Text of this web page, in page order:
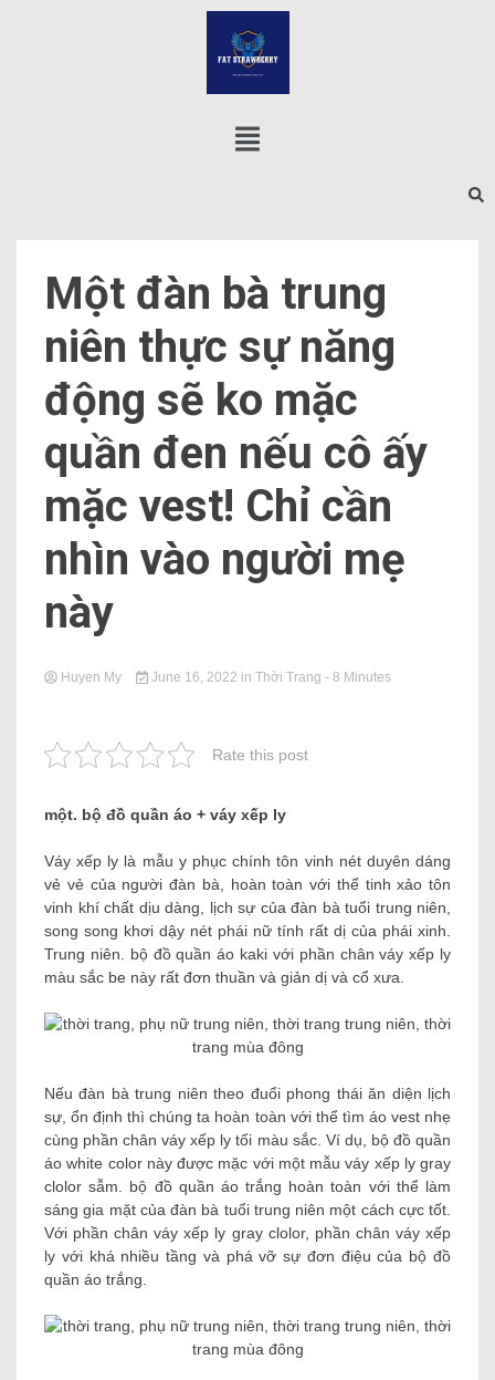
Một đàn bà trung
niên thực sự năng
động sẽ ko mặc
quần đen nếu cô ấy
mặc vest! Chỉ cần
nhìn vào người mẹ
này
Huyen My June 16, 2022 in Thời Trang - 8 Minutes
Rate this post
một. bộ đồ quần áo + váy xếp ly
Váy xếp ly là mẫu y phục chính tôn vinh nét duyên dáng
vẻ vẻ của người đàn bà, hoàn toàn với thể tinh xảo tôn
vinh khí chất dịu dàng, lịch sự của đàn bà tuổi trung niên,
song song khơi dậy nét phái nữ tính rất dị của phái xinh.
Trung niên. bộ đồ quần áo kaki với phần chân váy xếp ly
màu sắc be này rất đơn thuần và giản dị và cổ xưa.
Nếu đàn bà trung niên theo đuổi phong thái ăn diện lịch
sự, ổn định thì chúng ta hoàn toàn với thể tìm áo vest nhẹ
cùng phần chân váy xếp ly tối màu sắc. Ví dụ, bộ đồ quần
áo white color này được mặc với một mẫu váy xếp ly gray
clolor sẫm. bộ đồ quần áo trắng hoàn toàn với thể làm
sáng gia mặt của đàn bà tuổi trung niên một cách cực tốt.
Với phần chân váy xếp ly gray clolor, phần chân váy xếp
ly với khá nhiều tầng và phá vỡ sự đơn điệu của bộ đồ
quần áo trắng.